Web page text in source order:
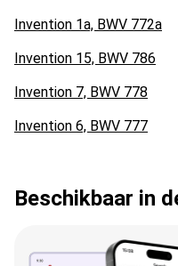
Invention 1a, BWV 772a
Invention 15, BWV 786
Invention 7, BWV 778
Invention 6, BWV 777
Beschikbaar in